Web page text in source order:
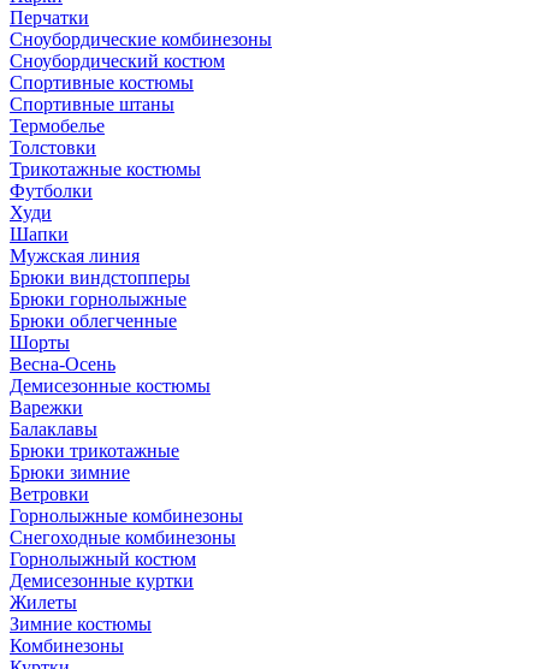
Перчатки
Сноубордические комбинезоны
Сноубордический костюм
Спортивные костюмы
Спортивные штаны
Термобелье
Толстовки
Трикотажные костюмы
Футболки
Худи
Шапки
Мужская линия
Брюки виндстопперы
Брюки горнолыжные
Брюки облегченные
Шорты
Весна-Осень
Демисезонные костюмы
Варежки
Балаклавы
Брюки трикотажные
Брюки зимние
Ветровки
Горнолыжные комбинезоны
Снегоходные комбинезоны
Горнолыжный костюм
Демисезонные куртки
Жилеты
Зимние костюмы
Комбинезоны